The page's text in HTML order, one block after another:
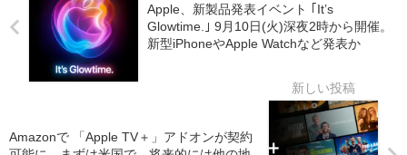
Apple、新製品発表イベント ｢It’s
Glowtime.｣ 9月10日(火)深夜2時から開催。
新型iPhoneやApple Watchなど発表か
Amazonで 「Apple TV＋」アドオンが契約